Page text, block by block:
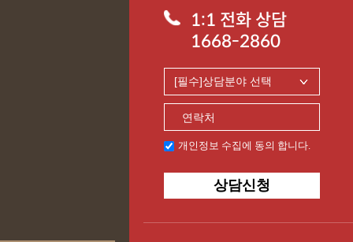
1:1 전화 상담
1668-2860
개인정보 수집에 동의 합니다.
상담신청